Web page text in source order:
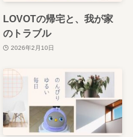
LOVOTの帰宅と、我が家
のトラブル
2026年2月10日